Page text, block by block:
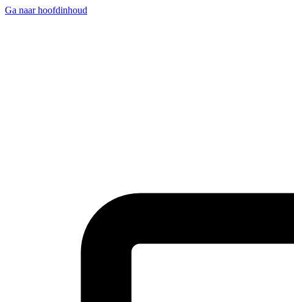
Ga naar hoofdinhoud